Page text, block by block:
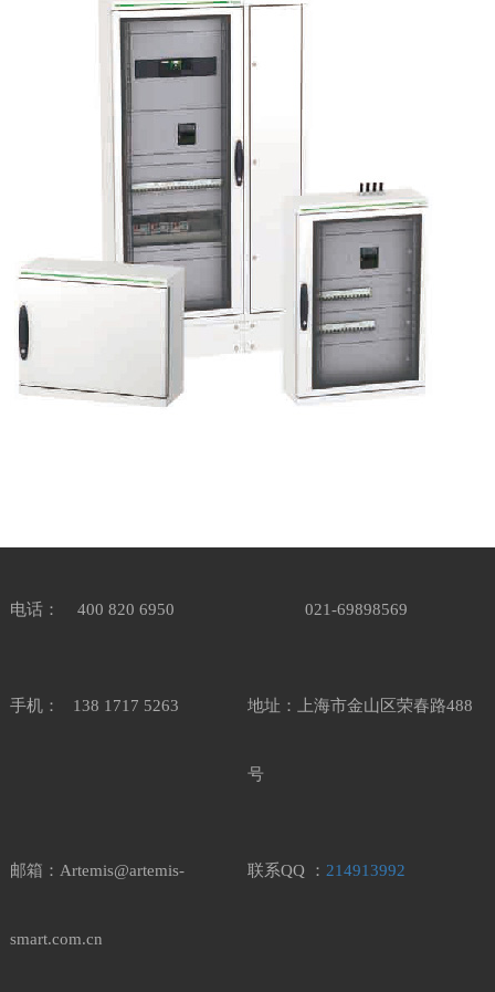
电话： 400 820 6950 021-69898569
手机： 138 1717 5263 地址：上海市金山区荣春路488
号
邮箱：Artemis@artemis-
smart.com.cn
联系QQ ： 214913992